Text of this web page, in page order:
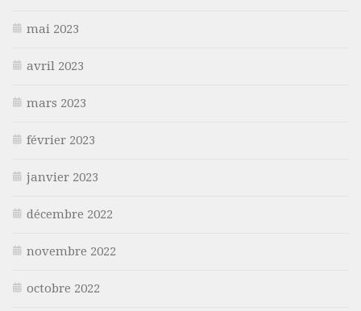
mai 2023
avril 2023
mars 2023
février 2023
janvier 2023
décembre 2022
novembre 2022
octobre 2022